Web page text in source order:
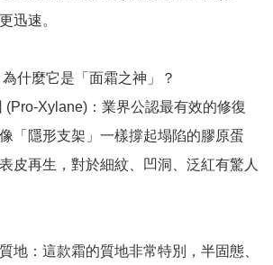
迅速。
什麼它是「面霜之神」？
(Pro-Xylane)：業界公認最有效的修復
「隱形支架」一樣撐起塌陷的膠原蛋
皮再生，對於細紋、凹洞、泛紅有驚人
地：這款霜的質地非常特別，半固態、